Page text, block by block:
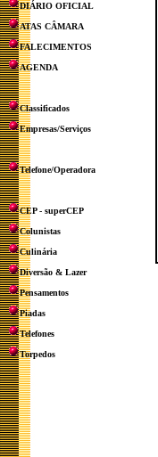
DIÁRIO OFICIAL
ATAS CÂMARA
FALECIMENTOS
AGENDA
Classificados
Empresas/Serviços
Telefone/Operadora
CEP - superCEP
Colunistas
Culinária
Diversão & Lazer
Pensamentos
Piadas
Telefones
Torpedos